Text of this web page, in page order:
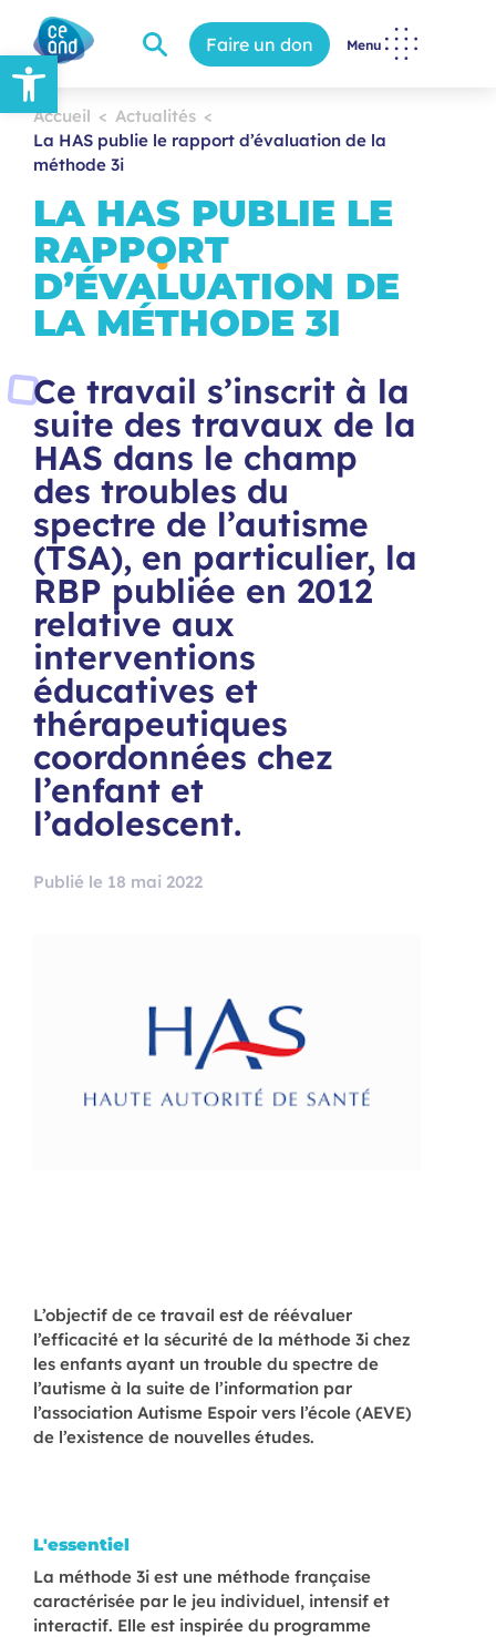
Ouvrir la barre d’outils Faire un don Menu
Accueil
Actualités
La HAS publie le rapport d’évaluation de la
méthode 3i
LA HAS PUBLIE LE
RAPPORT
D’ÉVALUATION DE
LA MÉTHODE 3I
Ce travail s’inscrit à la
suite des travaux de la
HAS dans le champ
des troubles du
spectre de l’autisme
(TSA), en particulier, la
RBP publiée en 2012
relative aux
interventions
éducatives et
thérapeutiques
coordonnées chez
l’enfant et
l’adolescent.
Publié le 18 mai 2022
L’objectif de ce travail est de réévaluer
l’efficacité et la sécurité de la méthode 3i chez
les enfants ayant un trouble du spectre de
l’autisme à la suite de l’information par
l’association Autisme Espoir vers l’école (AEVE)
de l’existence de nouvelles études.
L'essentiel
La méthode 3i est une méthode française
caractérisée par le jeu individuel, intensif et
interactif. Elle est inspirée du programme